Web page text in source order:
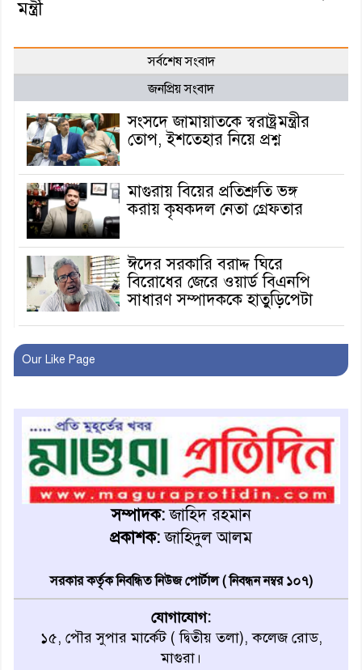
মন্ত্রী
সর্বশেষ সংবাদ
জনপ্রিয় সংবাদ
সংসদে জামায়াতকে স্বরাষ্ট্রমন্ত্রীর
তোপ, ইশতেহার নিয়ে প্রশ্ন
মাগুরায় বিয়ের প্রতিশ্রুতি ভঙ্গ
করায় কৃষকদল নেতা গ্রেফতার
ঈদের সরকারি বরাদ্দ ঘিরে
বিরোধের জেরে ওয়ার্ড বিএনপি
সাধারণ সম্পাদককে হাতুড়িপেটা
লোভ সংবরণ করতে পারলেন না
অনূর্ধ্ব-১৭ জাতীয় চ্যাম্পিয়ন মাগুরা
ফুটবল দলকে সংবর্ধনা
রোববার থেকে ভারতীয় ট্যুরিস্ট
ভিসা চালু
ক্যাম্পেইন উপলক্ষে সাংবাদিক
অবহিতকরণ
মাগুরায় আ’লীগের প্রতিষ্ঠাবার্ষিকীর
কর্মসূচি প্রতিরোধে বিএনপির
Our Like Page
সম্পাদক:জাহিদ রহমান
প্রকাশক:জাহিদুল আলম
সরকার কর্তৃক নিবন্ধিত নিউজ পোর্টাল ( নিবন্ধন নম্বর ১০৭)
যোগাযোগ:
১৫, পৌর সুপার মার্কেট ( দ্বিতীয় তলা), কলেজ রোড,
মাগুরা।